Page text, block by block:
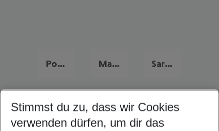
Portugal Frühbucher Angebote Malta Flug & Hotel Sardinien Flug & Hotel
Quicklinks
Stimmst du zu, dass wir Cookies
verwenden dürfen, um dir das